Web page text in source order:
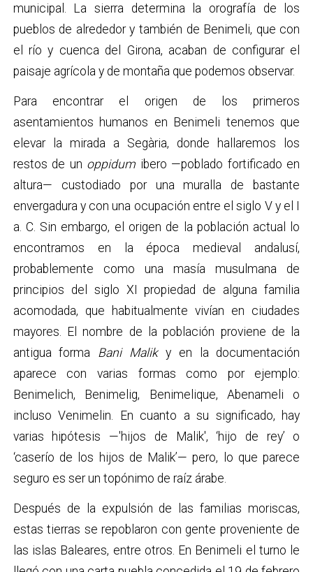
municipal. La sierra determina la orografía de los
pueblos de alrededor y también de Benimeli, que con
el río y cuenca del Girona, acaban de configurar el
paisaje agrícola y de montaña que podemos observar.
Para encontrar el origen de los primeros
asentamientos humanos en Benimeli tenemos que
elevar la mirada a Segària, donde hallaremos los
restos de un oppidum ibero —poblado fortificado en
altura— custodiado por una muralla de bastante
envergadura y con una ocupación entre el siglo V y el I
a. C. Sin embargo, el origen de la población actual lo
encontramos en la época medieval andalusí,
probablemente como una masía musulmana de
principios del siglo XI propiedad de alguna familia
acomodada, que habitualmente vivían en ciudades
mayores. El nombre de la población proviene de la
antigua forma Bani Maliky en la documentación
aparece con varias formas como por ejemplo:
Benimelich, Benimelig, Benimelique, Abenameli o
incluso Venimelin. En cuanto a su significado, hay
varias hipótesis —'hijos de Malik', ‘hijo de rey’ o
‘caserío de los hijos de Malik’— pero, lo que parece
seguro es ser un topónimo de raíz árabe.
Después de la expulsión de las familias moriscas,
estas tierras se repoblaron con gente proveniente de
las islas Baleares, entre otros. En Benimeli el turno le